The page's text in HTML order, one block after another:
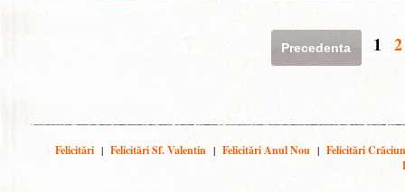
Precedenta 1 2
Felicitări | Felicitări Sf. Valentin | Felicitări Anul Nou | Felicitări